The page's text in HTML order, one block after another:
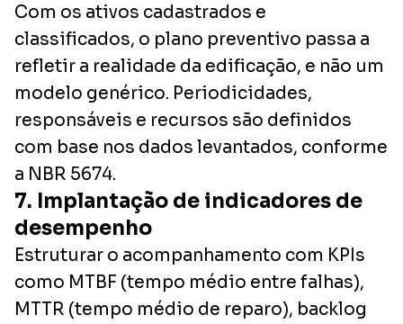
Com os ativos cadastrados e
classificados, o plano preventivo passa a
refletir a realidade da edificação, e não um
modelo genérico. Periodicidades,
responsáveis e recursos são definidos
com base nos dados levantados, conforme
a NBR 5674.
7. Implantação de indicadores de
desempenho
Estruturar o acompanhamento com KPIs
como MTBF (tempo médio entre falhas),
MTTR (tempo médio de reparo), backlog